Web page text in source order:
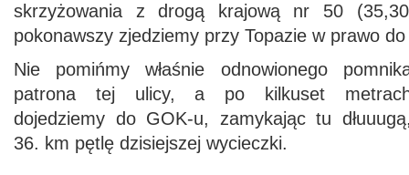
skrzyżowania z drogą krajową nr 50
pokonawszy zjedziemy przy Topazie w prawo
Nie pomińmy właśnie odnowionego
patrona tej ulicy, a po kilkuset
dojedziemy do GOK-u, zamykając tu
36. km pętlę dzisiejszej wycieczki.